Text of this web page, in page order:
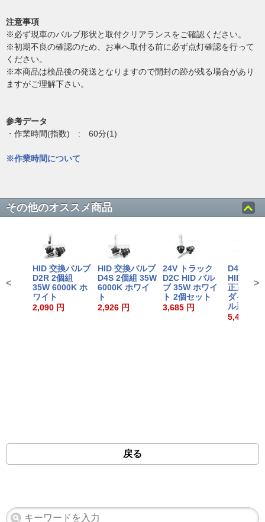
注意事項
※必ず現車のバルブ形状と取付クリアランスをご確認ください。
※初期不良の確認のため、お車へ取付る前に必ず点灯確認を行って
ください。
※本商品は検品後の発送となりますので開封の跡が残る場合があり
ますがご理解下さい。
参考データ
・作業時間(指数) : 60分(1)
※作業時間について
その他のオススメ商品
HID 交換バルブ
D2R 2個組
35W 6000K ホ
ワイト
2,090 円
HID 交換バルブ
D4S 2個組 35W
6000K ホワイ
ト
2,926 円
24V トラック
D2C HID バル
ブ 35W ホワイ
ト 2個セット
3,685 円
D4S/D4R
HIDバラ
正互換 ト
ダイハツ
ル系 1個
5,489 円
< >
戻る